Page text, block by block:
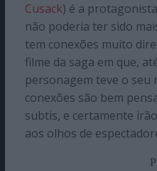
Cusack) é a
não poderia ter sido
tem conexões muito
filme da saga em que,
personagem teve o seu
conexões são bem
subtis, e certamente
aos olhos de